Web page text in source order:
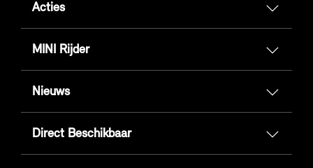
Acties
MINI Rijder
Nieuws
Direct Beschikbaar